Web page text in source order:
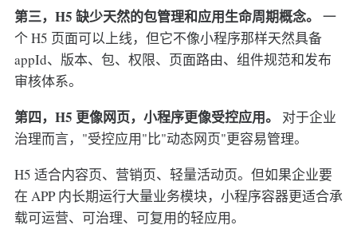
第三，H5 缺少天然的包管理和应用生命周期概念。
一
个 H5 页面可以上线，但它不像小程序那样天然具备
appId、版本、包、权限、页面路由、组件规范和发布
审核体系。
第四，H5 更像网页，小程序更像受控应用。
对于企业
治理而言，"受控应用"比"动态网页"更容易管理。
H5 适合内容页、营销页、轻量活动页。但如果企业要
在 APP 内长期运行大量业务模块，小程序容器更适合承
载可运营、可治理、可复用的轻应用。